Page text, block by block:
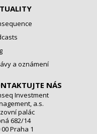
a oznámení
NÁS
Investment
a.s.
palác
682/14
00 Praha 1